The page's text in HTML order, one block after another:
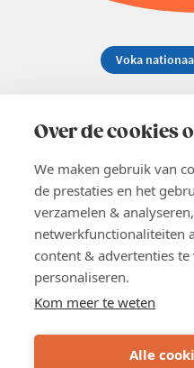
Over de cookies
We maken gebruik van
de prestaties en het
verzamelen &
netwerkfunctionaliteiten
content & advertenties te
personaliseren.
Kom meer te weten
Alle
02 229 81 11